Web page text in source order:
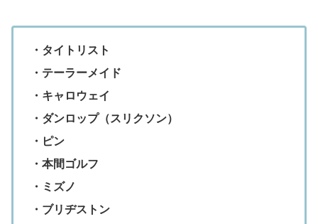
・タイトリスト
・テーラーメイド
・キャロウェイ
・ダンロップ（スリクソン）
・ピン
・本間ゴルフ
・ミズノ
・ブリヂストン